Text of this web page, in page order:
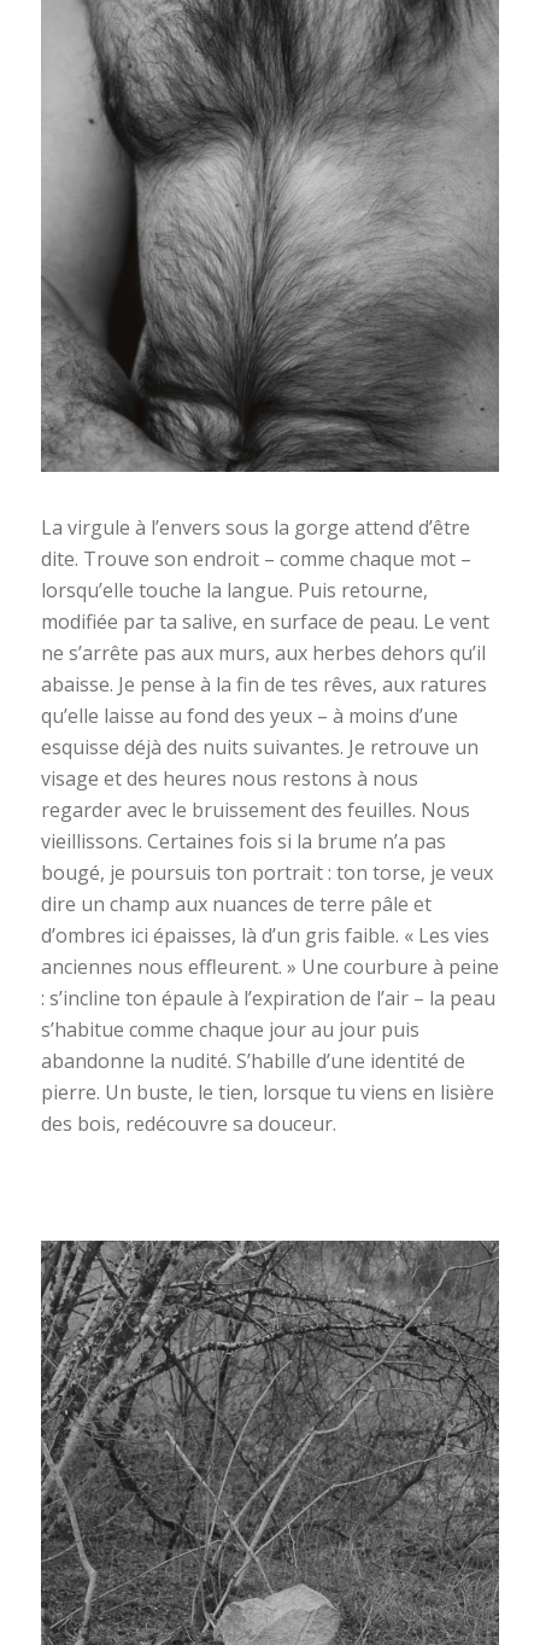
La virgule à l’envers sous la gorge attend d’être
dite. Trouve son endroit – comme chaque mot –
lorsqu’elle touche la langue. Puis retourne,
modifiée par ta salive, en surface de peau. Le vent
ne s’arrête pas aux murs, aux herbes dehors qu’il
abaisse. Je pense à la fin de tes rêves, aux ratures
qu’elle laisse au fond des yeux – à moins d’une
esquisse déjà des nuits suivantes. Je retrouve un
visage et des heures nous restons à nous
regarder avec le bruissement des feuilles. Nous
vieillissons. Certaines fois si la brume n’a pas
bougé, je poursuis ton portrait : ton torse, je veux
dire un champ aux nuances de terre pâle et
d’ombres ici épaisses, là d’un gris faible. « Les vies
anciennes nous effleurent. » Une courbure à peine
: s’incline ton épaule à l’expiration de l’air – la peau
s’habitue comme chaque jour au jour puis
abandonne la nudité. S’habille d’une identité de
pierre. Un buste, le tien, lorsque tu viens en lisière
des bois, redécouvre sa douceur.